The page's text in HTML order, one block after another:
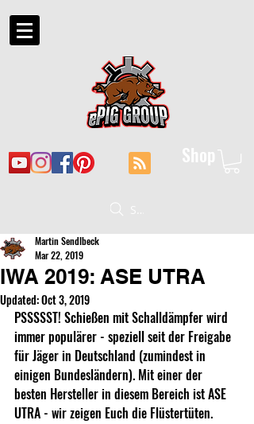
Shop
Suche
IWA 2019: ASE UTRA
Martin Sendlbeck
Mar 22, 2019
Updated:Oct 3, 2019
PSSSSST! Schießen mit Schalldämpfer wird
immer populärer - speziell seit der Freigabe
für Jäger in Deutschland (zumindest in
einigen Bundesländern). Mit einer der
besten Hersteller in diesem Bereich ist ASE
UTRA - wir zeigen Euch die Flüstertüten.